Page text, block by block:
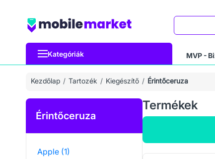
Kategóriák MVP -
Kezdőlap Tartozék Kiegészítő Érintőceruza
Érintőceruza
Apple (1)
Termékek